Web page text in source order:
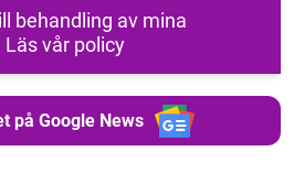
behandling av mina
Läs vår policy
på Google News